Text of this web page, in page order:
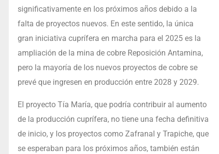
significativamente en los próximos años debido a la
falta de proyectos nuevos. En este sentido, la única
gran iniciativa cuprífera en marcha para el 2025 es la
ampliación de la mina de cobre Reposición Antamina,
pero la mayoría de los nuevos proyectos de cobre se
prevé que ingresen en producción entre 2028 y 2029.
El proyecto Tía María, que podría contribuir al aumento
de la producción cuprífera, no tiene una fecha definitiva
de inicio, y los proyectos como Zafranal y Trapiche, que
se esperaban para los próximos años, también están